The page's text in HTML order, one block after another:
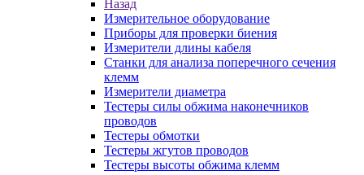
Назад
Измерительное оборудование
Приборы для проверки биения
Измерители длины кабеля
Станки для анализа поперечного сечения
клемм
Измерители диаметра
Тестеры силы обжима наконечников
проводов
Тестеры обмотки
Тестеры жгутов проводов
Тестеры высоты обжима клемм